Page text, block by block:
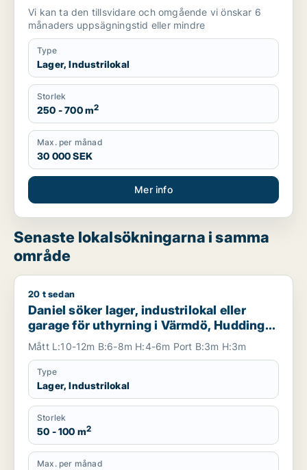
Göteborg
Vi kan ta den tillsvidare och omgående vi önskar 6
månaders uppsägningstid eller mindre
Type
Lager, Industrilokal
Storlek
250 - 700 m2
Max. per månad
30 000 SEK
Mer info
Senaste lokalsökningarna i samma
område
Daniel söker lager, industrilokal eller garage för uthyrning i
20 t sedan
Daniel söker lager, industrilokal eller
garage för uthyrning i Värmdö, Huddinge
eller Botkyrka m.fl.
Mått L:10-12m B:6-8m H:4-6m Port B:3m H:3m
Type
Lager, Industrilokal
Storlek
50 - 100 m2
Max. per månad